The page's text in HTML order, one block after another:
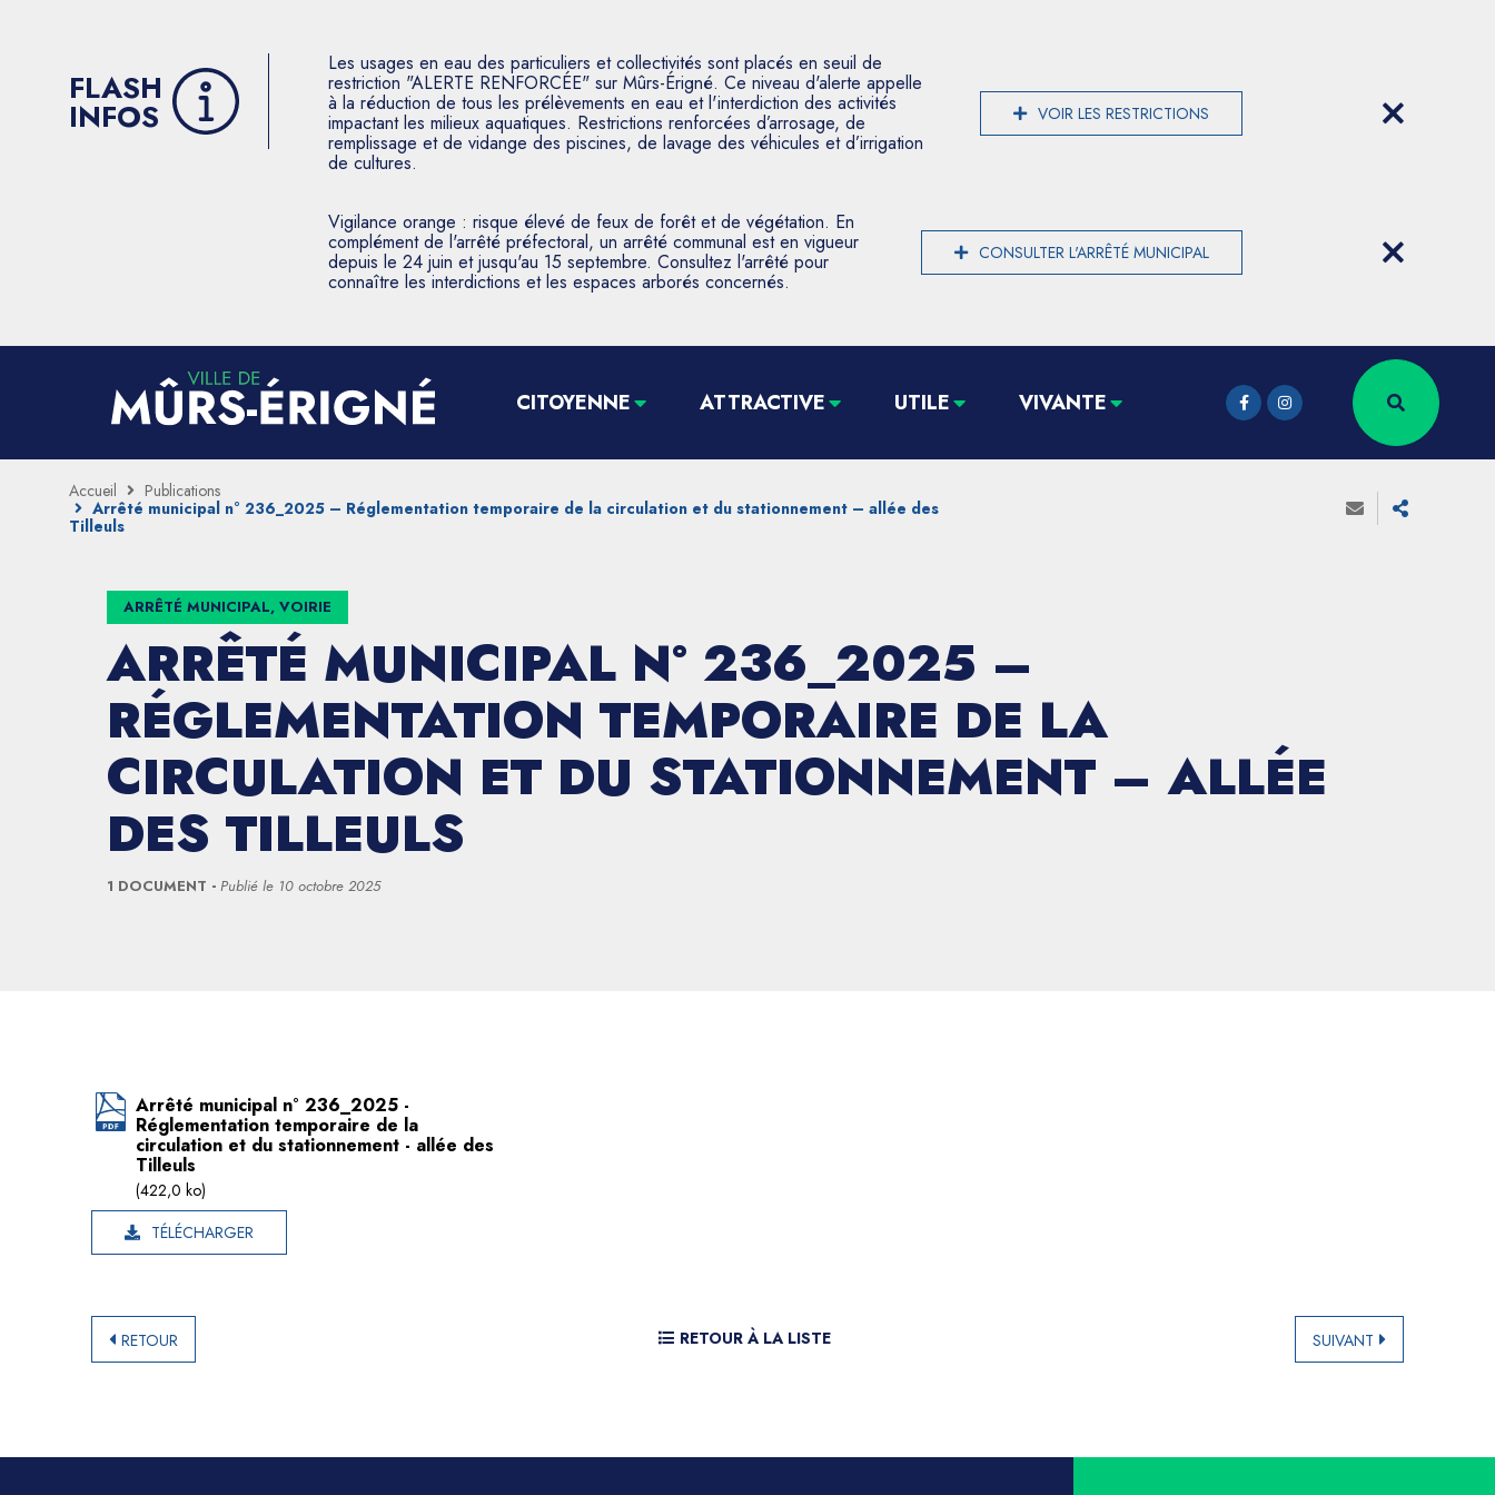
FLASH
INFOS
Les usages en eau des particuliers et collectivités sont placés en seuil de
restriction "ALERTE RENFORCÉE" sur Mûrs-Érigné. Ce niveau d'alerte appelle
à la réduction de tous les prélèvements en eau et l'interdiction des activités
impactant les milieux aquatiques. Restrictions renforcées d’arrosage, de
remplissage et de vidange des piscines, de lavage des véhicules et d’irrigation
de cultures.
VOIR LES RESTRICTIONS
Vigilance orange : risque élevé de feux de forêt et de végétation. En
complément de l'arrêté préfectoral, un arrêté communal est en vigueur
depuis le 24 juin et jusqu'au 15 septembre. Consultez l'arrêté pour
connaître les interdictions et les espaces arborés concernés.
CONSULTER L'ARRÊTÉ MUNICIPAL
CITOYENNE ATTRACTIVE UTILE VIVANTE
Accueil
Publications
Arrêté municipal n° 236_2025 – Réglementation temporaire de la circulation et du stationnement – allée des
Tilleuls
ARRÊTÉ MUNICIPAL, VOIRIE
ARRÊTÉ MUNICIPAL N° 236_2025 –
RÉGLEMENTATION TEMPORAIRE DE LA
CIRCULATION ET DU STATIONNEMENT – ALLÉE
DES TILLEULS
1 DOCUMENT Publié le 10 octobre 2025
Arrêté municipal n° 236_2025 -
Réglementation temporaire de la
circulation et du stationnement - allée des
Tilleuls
(422,0 ko)
TÉLÉCHARGER
RETOUR RETOUR À LA LISTE SUIVANT